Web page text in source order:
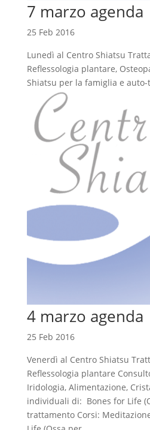
7 marzo agenda
25 Feb 2016
Lunedì al Centro Shiatsu
Reflessologia plantare,
Shiatsu per la famiglia e
4 marzo agenda
25 Feb 2016
Venerdì al Centro Shiatsu
Reflessologia plantare
Iridologia, Alimentazione,
individuali di: Bones for Life
trattamento Corsi: